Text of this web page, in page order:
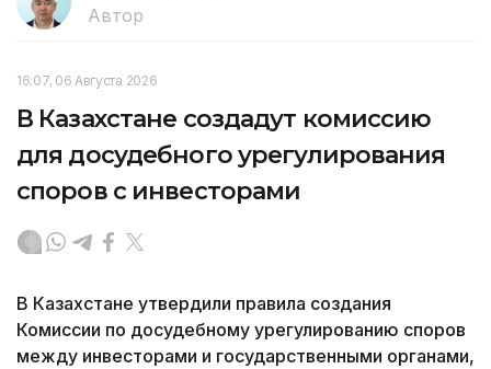
Автор
16:07, 06 Августа 2026
В Казахстане создадут комиссию
для досудебного урегулирования
споров с инвесторами
В Казахстане утвердили правила создания
Комиссии по досудебному урегулированию споров
между инвесторами и государственными органами,